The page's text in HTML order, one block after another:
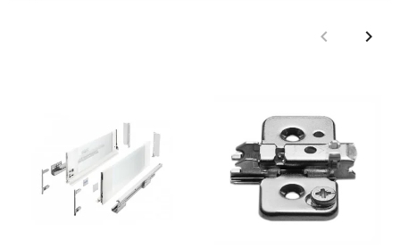
Poprzedni
keyboard_arrow_left keyboard_arrow_right